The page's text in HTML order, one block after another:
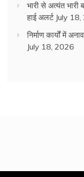
भारी से अत्यंत भारी
हाई अलर्ट July
निर्माण कार्यों में
July 18, 2026